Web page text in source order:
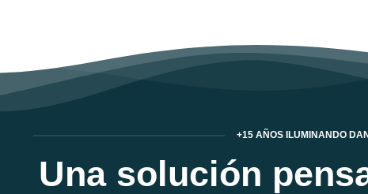
+15 AÑOS ILUMINANDO
Una solución